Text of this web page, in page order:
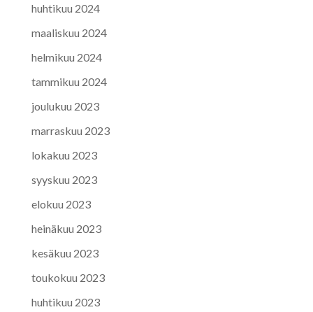
huhtikuu 2024
maaliskuu 2024
helmikuu 2024
tammikuu 2024
joulukuu 2023
marraskuu 2023
lokakuu 2023
syyskuu 2023
elokuu 2023
heinäkuu 2023
kesäkuu 2023
toukokuu 2023
huhtikuu 2023